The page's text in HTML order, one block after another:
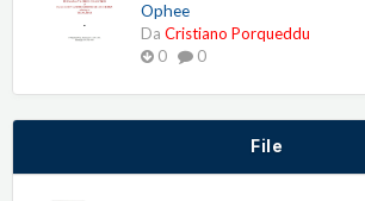
Ophee
Da Cristiano Porqueddu
0
0
File